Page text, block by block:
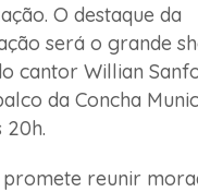
O destaque da
será o grande
cantor Willian
da Concha
20h.
reunir